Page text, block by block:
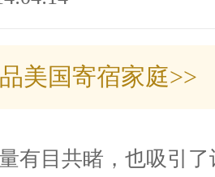
美国寄宿家庭>>
有目共睹，也吸引了